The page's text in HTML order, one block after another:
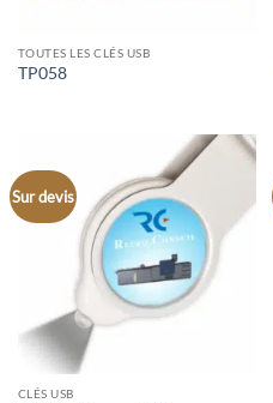
TOUTES LES CLÉS USB
TP058
Sur devis
CLÉS USB